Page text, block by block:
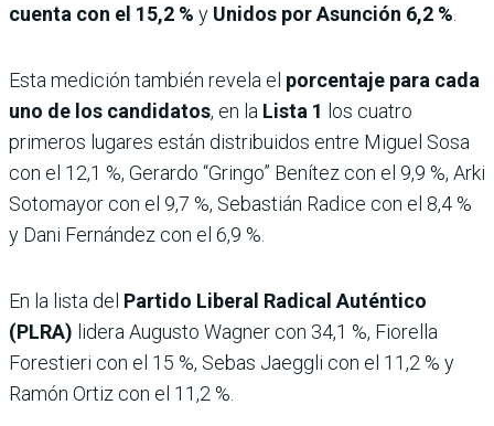
cuenta con el 15,2 % y Unidos por Asunción 6,2 %
Esta medición también revela el porcentaje para cada
uno de los candidatos, en la Lista 1 los cuatro
primeros lugares están distribuidos entre Miguel Sosa
con el 12,1 %, Gerardo “Gringo” Benítez con el 9,9 %, Arki
Sotomayor con el 9,7 %, Sebastián Radice con el 8,4 %
y Dani Fernández con el 6,9 %.
En la lista del Partido Liberal Radical Auténtico
(PLRA) lidera Augusto Wagner con 34,1 %, Fiorella
Forestieri con el 15 %, Sebas Jaeggli con el 11,2 % y
Ramón Ortiz con el 11,2 %.